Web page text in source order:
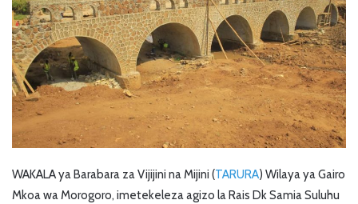
WAKALA ya Barabara za Vijijini na Mijini (TARURA) Wilaya ya Gairo
Mkoa wa Morogoro, imetekeleza agizo la Rais Dk Samia Suluhu